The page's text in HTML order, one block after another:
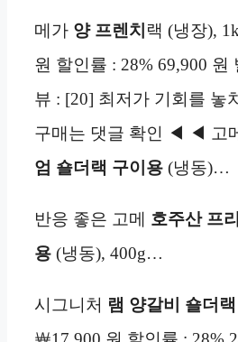
메가 양 프렌치 랙 (냉장),
원 할인률 : 28% 69,900 원
뷰 : [20] 최저가 기회를
구매는 댓글 확인 ◀ ◀ 고
엄 숄더랙 구이용 (냉동)…
반응 좋은 고메 호주산 프
용 (냉동), 400g…
시그니처 램 양갈비 숄더랙